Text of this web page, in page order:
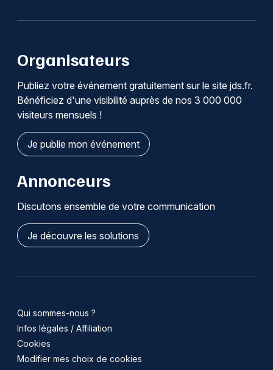
Organisateurs
Publiez votre événement gratuitement sur le site jds.fr.
Bénéficiez d'une visibilité auprès de nos 3 000 000
visiteurs mensuels !
Je publie mon événement
Annonceurs
Discutons ensemble de votre communication
Je découvre les solutions
Qui sommes-nous ?
Infos légales / Affiliation
Cookies
Modifier mes choix de cookies